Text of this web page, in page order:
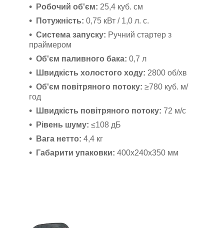
Робочий об'єм: 25,4 куб. см
Потужність: 0,75 кВт / 1,0 л. с.
Система запуску: Ручний стартер з
праймером
Об'єм паливного бака: 0,7 л
Швидкість холостого ходу: 2800 об/хв
Об'єм повітряного потоку: ≥780 куб. м/
год
Швидкість повітряного потоку: 72 м/с
Рівень шуму: ≤108 дБ
Вага нетто: 4,4 кг
Габарити упаковки: 400х240х350 мм